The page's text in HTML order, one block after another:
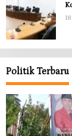
Politik Terbaru